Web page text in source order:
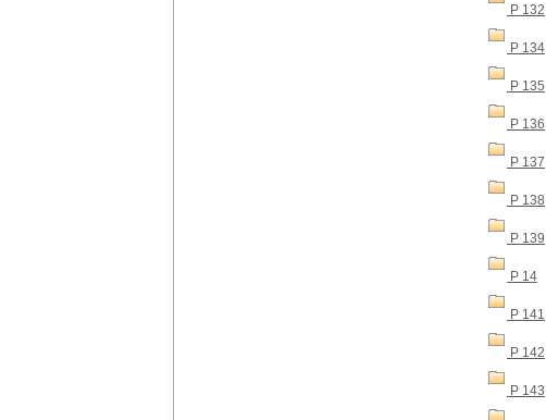
P 132
P 134
P 135
P 136
P 137
P 138
P 139
P 14
P 141
P 142
P 143